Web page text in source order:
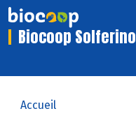
Biocoop Solferino
Accueil